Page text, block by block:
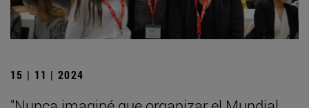
15 | 11 | 2024